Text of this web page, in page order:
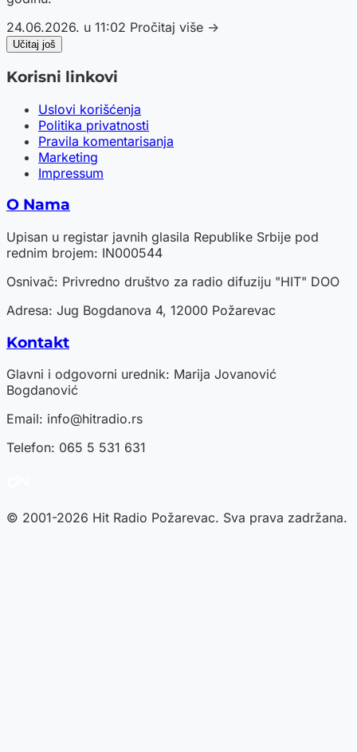
24.06.2026. u 11:02 Pročitaj više →
Učitaj još
Korisni linkovi
Uslovi korišćenja
Politika privatnosti
Pravila komentarisanja
Marketing
Impressum
O Nama
Upisan u registar javnih glasila Republike Srbije pod
rednim brojem: IN000544
Osnivač: Privredno društvo za radio difuziju "HIT" DOO
Adresa: Jug Bogdanova 4, 12000 Požarevac
Kontakt
Glavni i odgovorni urednik: Marija Jovanović
Bogdanović
Email: info@hitradio.rs
Telefon: 065 5 531 631
© 2001-2026 Hit Radio Požarevac. Sva prava zadržana.